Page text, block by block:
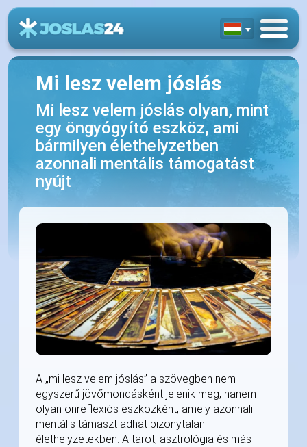
Mi lesz velem jóslás
Mi lesz velem jóslás olyan, mint
egy öngyógyító eszköz, ami
bármilyen élethelyzetben
azonnali mentális támogatást
nyújt
A „mi lesz velem jóslás” a szövegben nem
egyszerű jövőmondásként jelenik meg, hanem
olyan önreflexiós eszközként, amely azonnali
mentális támaszt adhat bizonytalan
élethelyzetekben. A tarot, asztrológia és más